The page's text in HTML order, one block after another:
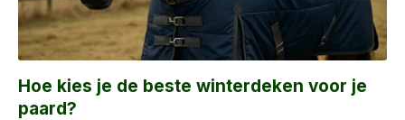
Hoe kies je de beste winterdeken voor je
paard?